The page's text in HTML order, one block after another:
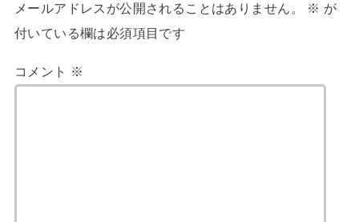
メールアドレスが公開されることはありません。 ※ が
付いている欄は必須項目です
コメント ※